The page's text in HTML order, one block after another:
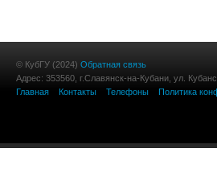
© КубГУ (2024) Обратная связь
Адрес: 353560, г.Славянск-на-Кубани, ул.
Главная
Контакты Телефоны Политика